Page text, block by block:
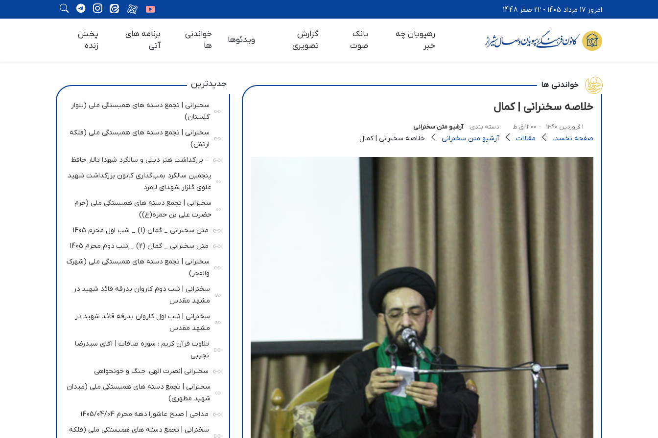
امروز 17 مرداد 1405 - 22 صفر 1448
رهپویان چه
خبر
بانک
صوت
گزارش
تصویری
ویدئوها
خواندنی
ها
برنامه های
آتی
پخش
زنده
خواندنی ها
خلاصه سخنرانی | کمال
1 فروردین 1390 - 12:00 ق.ظ دسته بندی: آرشیو متن سخنرانی
صفحه نخست مقالات آرشیو متن سخنرانی خلاصه سخنرانی | کمال
جدیدترین
سخنرانی | تجمع دسته های همبستگی ملی (بلوار
گلستان)
سخنرانی | تجمع دسته های همبستگی ملی (فلکه
ارتش)
– بزرگداشت هنر دینی و سالگرد شهدا تالار حافظ
پنجمین سالگرد بمب‌گذاری کانون بزرگداشت شهید
علوی گلزار شهدای لامرد
سخنرانی | تجمع دسته های همبستگی ملی (حرم
حضرت علی بن حمزه(ع))
متن سخنرانی _ گمان (1) _ شب اول محرم 1405
متن سخنرانی _ گمان (2) _ شب دوم محرم 1405
سخنرانی | تجمع دسته های همبستگی ملی (شهرک
والفجر)
سخنرانی | شب دوم کاروان بدرقه قائد شهید در
مشهد مقدس
سخنرانی | شب اول کاروان بدرقه قائد شهید در
مشهد مقدس
تلاوت قرآن کریم : سوره صافات | آقای سیدرضا
نجیبی
سخنرانی |نصرت الهی، جنگ و خونحواهی
سخنرانی | تجمع دسته های همبستگی ملی (میدان
شهید مطهری)
مداحی | صبح عاشورا دهه محرم 1405/04/04
سخنرانی | تجمع دسته های همبستگی ملی (فلکه